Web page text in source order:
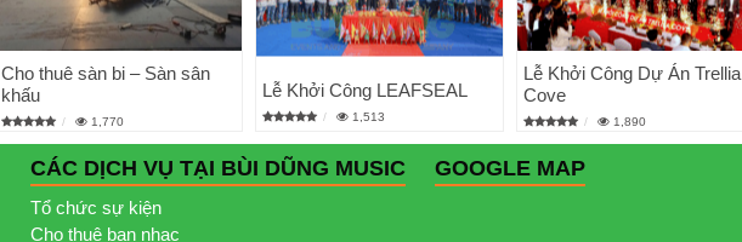
Cho thuê sàn bi – Sàn sân
khấu
1,770
Lễ Khởi Công LEAFSEAL
1,513
Lễ Khởi Công Dự Án Trellia
Cove
1,890
CÁC DỊCH VỤ TẠI BÙI DŨNG MUSIC
Tổ chức sự kiện
Cho thuê ban nhạc
GOOGLE MAP